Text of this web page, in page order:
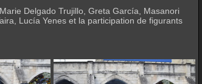
Delgado Trujillo, Greta García, Masanori
Lucía Yenes et la participation de figurants